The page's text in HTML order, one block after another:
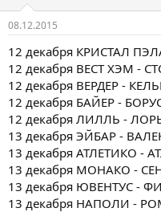
08.12.2015
12 декабря КРИСТАЛ
12 декабря ВЕСТ ХЭМ -
12 декабря ВЕРДЕР -
12 декабря БАЙЕР -
12 декабря ЛИЛЛЬ -
13 декабря ЭЙБАР -
13 декабря АТЛЕТИКО -
13 декабря МОНАКО -
13 декабря ЮВЕНТУС -
13 декабря НАПОЛИ -